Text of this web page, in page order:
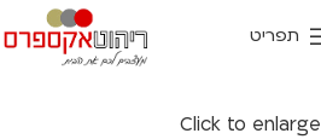
תפריט
-33%
Click to enlarge